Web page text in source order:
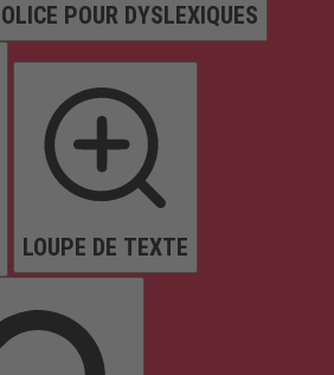
POUR DYSLEXIQUES
LOUPE DE TEXTE